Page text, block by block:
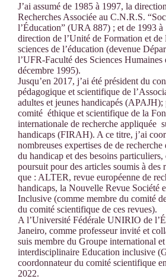
J’ai assumé de 1985 à 1997, la
Recherches Associée au C.N.R.S.
l’Éducation” (URA 887) ; et de 1993 à
direction de l’Unité de Formation et de
sciences de l’éducation (devenue
l’UFR-Faculté des Sciences Humaines
décembre 1995).
Jusqu’en 2017, j’ai été président du
pédagogique et scientifique de
adultes et jeunes handicapés (APAJH);
comité éthique et scientifique de la
internationale de recherche appliquée
handicaps (FIRAH). A ce titre, j’ai
nombreuses expertises de de recherche
du handicap et des besoins particuliers,
poursuit pour des articles soumis à des
que : ALTER, revue européenne de
handicaps, la Nouvelle Revue Société
Inclusive (comme membre du comité
du comité scientifique de ces revues).
A l’Université Fédérale UNIRIO de
Janeiro, comme professeur invité et
suis membre du Groupe international et
interdisciplinaire Education inclusive
coordonnateur du comité scientifique
2022.